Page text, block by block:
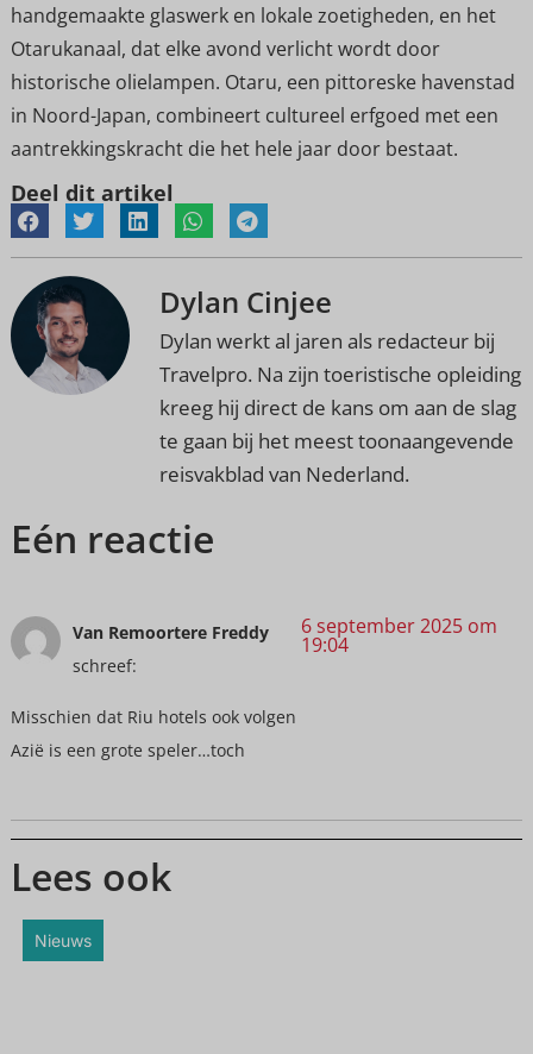
handgemaakte glaswerk en lokale zoetigheden, en het
Otarukanaal, dat elke avond verlicht wordt door
historische olielampen. Otaru, een pittoreske havenstad
in Noord-Japan, combineert cultureel erfgoed met een
aantrekkingskracht die het hele jaar door bestaat.
Deel dit artikel
Dylan Cinjee
Dylan werkt al jaren als redacteur bij
Travelpro. Na zijn toeristische opleiding
kreeg hij direct de kans om aan de slag
te gaan bij het meest toonaangevende
reisvakblad van Nederland.
Eén reactie
Van Remoortere Freddy
schreef:
6 september 2025 om
19:04
Misschien dat Riu hotels ook volgen
Azië is een grote speler…toch
Lees ook
Nieuws